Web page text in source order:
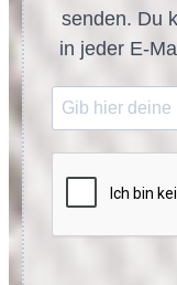
senden. Du
in jeder E-